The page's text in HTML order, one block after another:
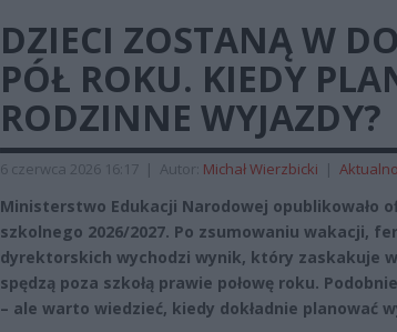
DZIECI ZOSTANĄ W
PÓŁ ROKU. KIEDY
RODZINNE WYJAZDY?
6 czerwca 2026 16:17 | Autor: Michał Wierzbicki |
Ministerstwo Edukacji Narodowej opublikowało
szkolnego 2026/2027. Po zsumowaniu wakacji,
dyrektorskich wychodzi wynik, który zaskakuje
spędzą poza szkołą prawie połowę roku.
– ale warto wiedzieć, kiedy dokładnie planować